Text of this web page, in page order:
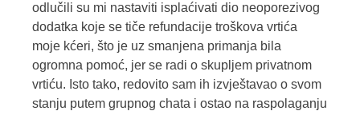
odlučili su mi nastaviti isplaćivati dio neoporezivog
dodatka koje se tiče refundacije troškova vrtića
moje kćeri, što je uz smanjena primanja bila
ogromna pomoć, jer se radi o skupljem privatnom
vrtiću. Isto tako, redovito sam ih izvještavao o svom
stanju putem grupnog chata i ostao na raspolaganju